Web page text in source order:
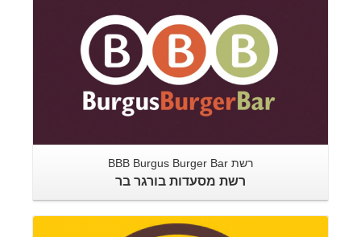
רשת BBB Burgus Burger Bar
רשת מסעדות בורגר בר